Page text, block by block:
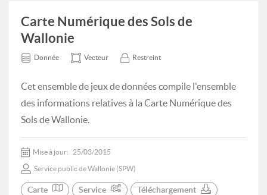
Carte Numérique des Sols de
Wallonie
Donnée Vecteur Restreint
Cet ensemble de jeux de données compile l'ensemble
des informations relatives à la Carte Numérique des
Sols de Wallonie.
Mise à jour: 25/03/2015
Service public de Wallonie (SPW)
Carte Service Téléchargement